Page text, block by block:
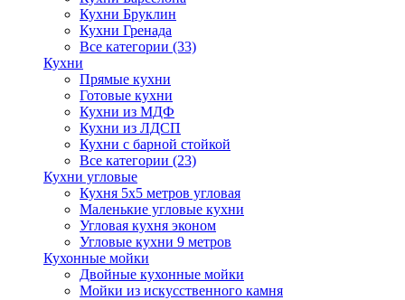
Кухни Бруклин
Кухни Гренада
Все категории (33)
Кухни
Прямые кухни
Готовые кухни
Кухни из МДФ
Кухни из ЛДСП
Кухни с барной стойкой
Все категории (23)
Кухни угловые
Кухня 5х5 метров угловая
Маленькие угловые кухни
Угловая кухня эконом
Угловые кухни 9 метров
Кухонные мойки
Двойные кухонные мойки
Мойки из искусственного камня